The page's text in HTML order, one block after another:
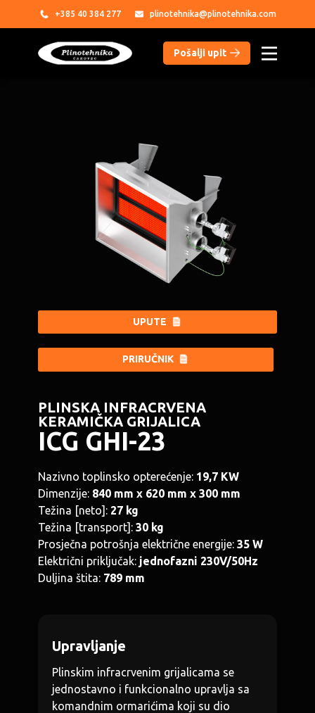
plinotehnika@plinotehnika.com
+385 40 384 277
PROIZVODI
REFERENCE
O NAMA
DATOTEKE
Pošalji upit​
UPUTE
PRIRUČNIK
PLINSKA INFRACRVENA
KERAMIČKA GRIJALICA
ICG GHI-23
Nazivno toplinsko opterećenje: 19,7 KW
Dimenzije: 840 mm x 620 mm x 300 mm
Težina [neto]: 27 kg
Težina [transport]: 30 kg
Prosječna potrošnja električne energije: 35 W
Električni priključak: jednofazni 230V/50Hz
Duljina štita: 789 mm
Upravljanje
Plinskim infracrvenim grijalicama se
jednostavno i funkcionalno upravlja sa
komandnim ormarićima koji su dio